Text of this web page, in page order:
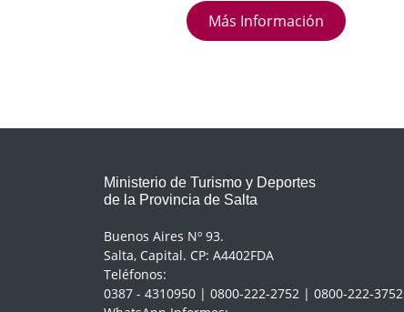
Más Información
Ministerio de Turismo y Deportes
de la Provincia de Salta
Buenos Aires Nº 93.
Salta, Capital. CP: A4402FDA
Teléfonos:
0387 - 4310950 | 0800-222-2752 | 0800-222-3752